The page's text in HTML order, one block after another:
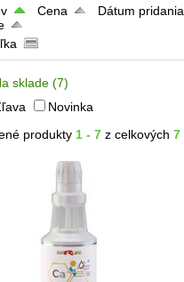
Cena
Dátum pridania
sklade (7)
Novinka
produkty 1 - 7 z celkových 7